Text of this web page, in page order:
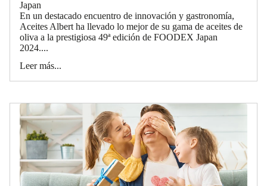
Japan
En un destacado encuentro de innovación y gastronomía,
Aceites Albert ha llevado lo mejor de su gama de aceites de
oliva a la prestigiosa 49ª edición de FOODEX Japan
2024....
Leer más...